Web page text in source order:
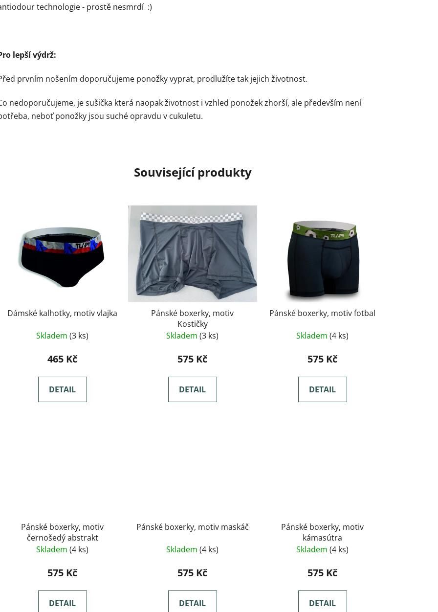
technologie - prostě nesmrdí :)
lepší výdrž:
prvním nošením doporučujeme ponožky vyprat, prodlužíte tak jejich životnost.
nedoporučujeme, je sušička která naopak životnost i vzhled ponožek zhorší, ale především není
neboť ponožky jsou suché opravdu v cukuletu.
Související produkty
Dámské kalhotky, motiv vlajka
Skladem(3 ks)
465 Kč
DETAIL
Pánské boxerky, motiv
Kostičky
Skladem(3 ks)
575 Kč
DETAIL
Pánské boxerky, motiv fotbal
Skladem(4 ks)
575 Kč
DETAIL
Pánské boxerky, motiv
černošedý abstrakt
Skladem(4 ks)
575 Kč
DETAIL
Pánské boxerky, motiv maskáč
Skladem(4 ks)
575 Kč
DETAIL
Pánské boxerky, motiv
kámasútra
Skladem(4 ks)
575 Kč
DETAIL